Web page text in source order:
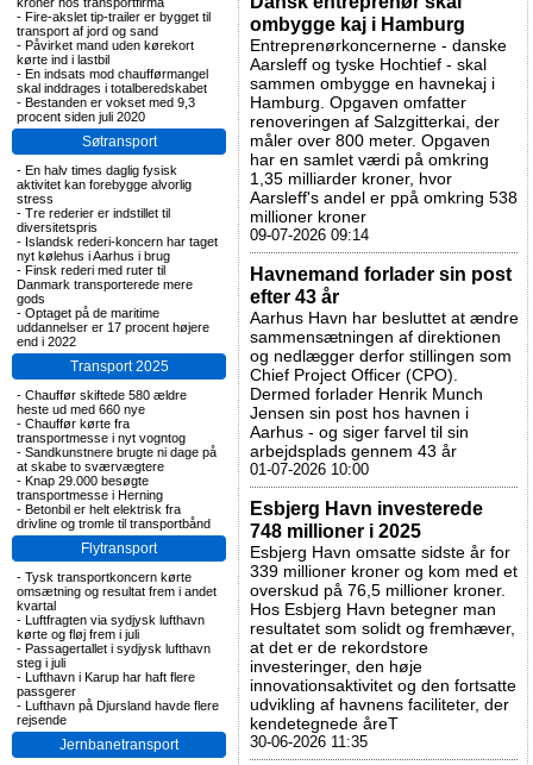
- Fire-akslet tip-trailer er bygget til
transport af jord og sand
- Påvirket mand uden kørekort
kørte ind i lastbil
- En indsats mod chaufførmangel
skal inddrages i totalberedskabet
- Bestanden er vokset med 9,3
procent siden juli 2020
Søtransport
- En halv times daglig fysisk
aktivitet kan forebygge alvorlig
stress
- Tre rederier er indstillet til
diversitetspris
- Islandsk rederi-koncern har taget
nyt kølehus i Aarhus i brug
- Finsk rederi med ruter til
Danmark transporterede mere
gods
- Optaget på de maritime
uddannelser er 17 procent højere
end i 2022
Transport 2025
- Chauffør skiftede 580 ældre
heste ud med 660 nye
- Chauffør kørte fra
transportmesse i nyt vogntog
- Sandkunstnere brugte ni dage på
at skabe to sværvægtere
- Knap 29.000 besøgte
transportmesse i Herning
- Betonbil er helt elektrisk fra
drivline og tromle til transportbånd
Flytransport
- Tysk transportkoncern kørte
omsætning og resultat frem i andet
kvartal
- Luftfragten via sydjysk lufthavn
kørte og fløj frem i juli
- Passagertallet i sydjysk lufthavn
steg i juli
- Lufthavn i Karup har haft flere
passgerer
- Lufthavn på Djursland havde flere
rejsende
Jernbanetransport
ombygge kaj i Hamburg
Entreprenørkoncernerne - danske
Aarsleff og tyske Hochtief - skal
sammen ombygge en havnekaj i
Hamburg. Opgaven omfatter
renoveringen af Salzgitterkai, der
måler over 800 meter. Opgaven
har en samlet værdi på omkring
1,35 milliarder kroner, hvor
Aarsleff's andel er ppå omkring 538
millioner kroner
09-07-2026 09:14
Havnemand forlader sin post
efter 43 år
Aarhus Havn har besluttet at ændre
sammensætningen af direktionen
og nedlægger derfor stillingen som
Chief Project Officer (CPO).
Dermed forlader Henrik Munch
Jensen sin post hos havnen i
Aarhus - og siger farvel til sin
arbejdsplads gennem 43 år
01-07-2026 10:00
Esbjerg Havn investerede
748 millioner i 2025
Esbjerg Havn omsatte sidste år for
339 millioner kroner og kom med et
overskud på 76,5 millioner kroner.
Hos Esbjerg Havn betegner man
resultatet som solidt og fremhæver,
at det er de rekordstore
investeringer, den høje
innovationsaktivitet og den fortsatte
udvikling af havnens faciliteter, der
kendetegnede åreT
30-06-2026 11:35